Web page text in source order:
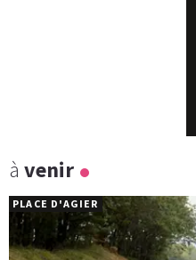
à venir
PLACE D'AGIER